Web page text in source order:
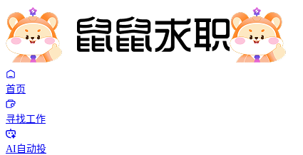
首页
寻找工作
AI自动投